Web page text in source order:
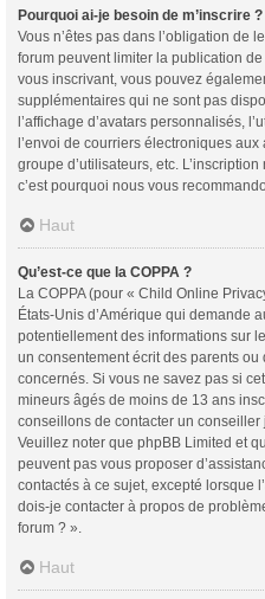
Pourquoi ai-je besoin de m’inscrire ?
Vous n’êtes pas dans l’obligation de
forum peuvent limiter la publication
vous inscrivant, vous pouvez
supplémentaires qui ne sont pas
l’affichage d’avatars personnalisés,
l’envoi de courriers électroniques
groupe d’utilisateurs, etc.
c’est pourquoi nous vous
Haut
Qu’est-ce que la COPPA ?
La COPPA (pour « Child Online
États-Unis d’Amérique qui demande
potentiellement des informations sur
un consentement écrit des parents
concernés. Si vous ne savez pas si
mineurs âgés de moins de 13 ans
conseillons de contacter un
Veuillez noter que phpBB Limited et
peuvent pas vous proposer
contactés à ce sujet, excepté lorsque
dois-je contacter à propos de
forum ? ».
Haut